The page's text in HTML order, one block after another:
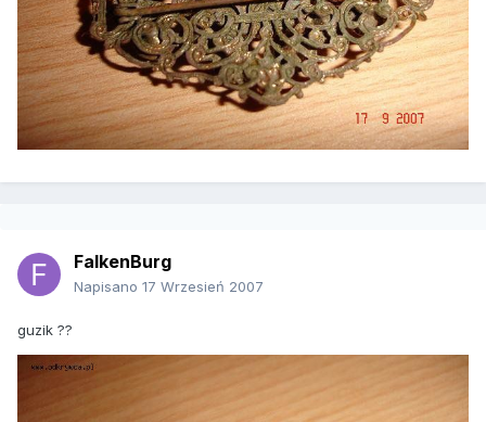
FalkenBurg
Napisano 17 Wrzesień 2007
guzik ??